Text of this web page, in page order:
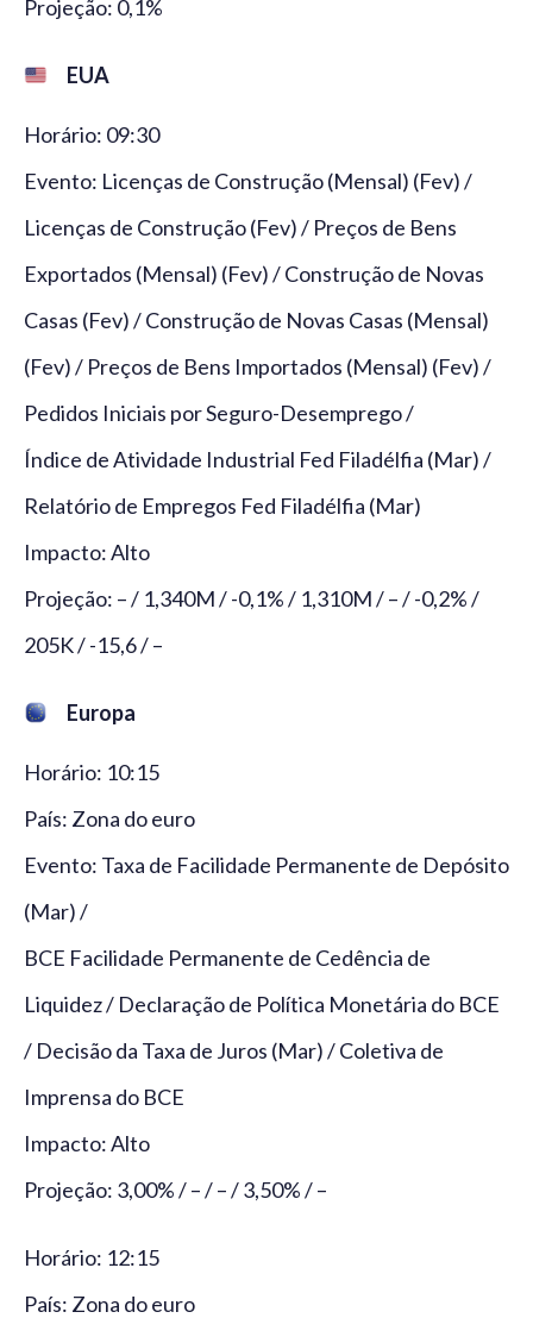
Projeção: 0,1%
EUA
Horário: 09:30
Evento: Licenças de Construção (Mensal) (Fev) /
Licenças de Construção (Fev) / Preços de Bens
Exportados (Mensal) (Fev) / Construção de Novas
Casas (Fev) / Construção de Novas Casas (Mensal)
(Fev) / Preços de Bens Importados (Mensal) (Fev) /
Pedidos Iniciais por Seguro-Desemprego /
Índice de Atividade Industrial Fed Filadélfia (Mar) /
Relatório de Empregos Fed Filadélfia (Mar)
Impacto: Alto
Projeção: – / 1,340M / -0,1% / 1,310M / – / -0,2% /
205K / -15,6 / –
Europa
Horário: 10:15
País: Zona do euro
Evento: Taxa de Facilidade Permanente de Depósito
(Mar) /
BCE Facilidade Permanente de Cedência de
Liquidez / Declaração de Política Monetária do BCE
/ Decisão da Taxa de Juros (Mar) / Coletiva de
Imprensa do BCE
Impacto: Alto
Projeção: 3,00% / – / – / 3,50% / –
Horário: 12:15
País: Zona do euro